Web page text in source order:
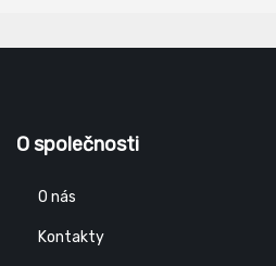
O společnosti
O nás
Kontakty